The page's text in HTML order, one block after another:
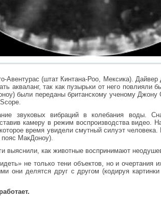
Авентурас (штат Кинтана-Роо, Мексика).
акваланг, так как пузырьки от него
были переданы британскому ученому
звуковых вибраций в колебания воды.
камеру в режим воспроизводства
время увидели смутный силуэт
пояс МакДоноу).
выяснили, как животные воспринимают
не только тени объектов, но и
они делятся друг с другом (кодируя